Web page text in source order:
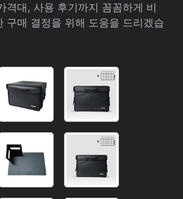
격대, 사용 후기까지 꼼꼼하게 비
구매 결정을 위해 도움을 드리겠습